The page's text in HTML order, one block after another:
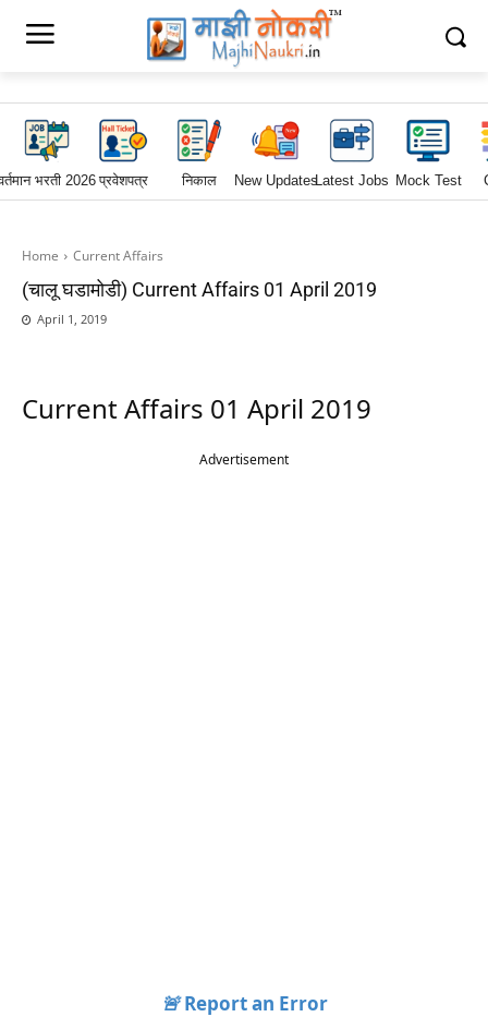
भरती 2026प्रवेशपत्र निकाल New UpdatesLatest Jobs Mock Test
Home Current Affairs
(चालू घडामोडी) Current Affairs 01 April 2019
April 1, 2019
Current Affairs 01 April 2019
Advertisement
🚨Report an Error